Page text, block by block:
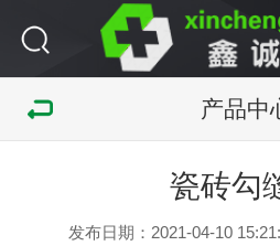
产品中
瓷砖勾
发布日期：2021-04-10